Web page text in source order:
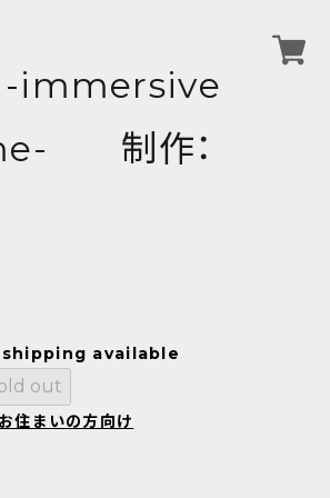
-immersive
制作：
available
out
住まいの方向け